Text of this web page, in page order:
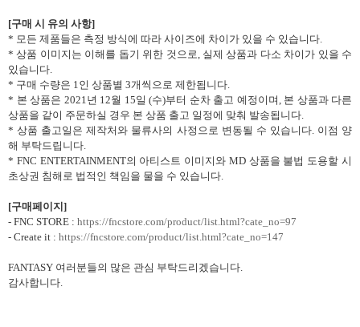
[구매 시 유의 사항]
* 모든 제품들은 측정 방식에 따라 사이즈에 차이가 있을 수 있습니다.
*상품 이미지는 이해를 돕기 위한 것으로, 실제 상품과 다소 차이가 있을 수
있습니다.
* 구매 수량은 1인 상품별 3개씩으로 제한됩니다.
* 본 상품은 2021년 12월 15일 (수)부터 순차 출고 예정이며, 본 상품과 다른
상품을 같이 주문하실 경우 본 상품 출고 일정에 맞춰 발송됩니다.
*상품 출고일은 제작처와 물류사의 사정으로 변동될 수 있습니다. 이점 양
해 부탁드립니다.
* FNC ENTERTAINMENT의 아티스트 이미지와 MD 상품을 불법 도용할 시
초상권 침해로 법적인 책임을 물을 수 있습니다.
[구매페이지 ]
- FNC STORE : https://fncstore.com/product/list.html?cate_no=97
- Create it : https://fncstore.com/product/list.html?cate_no=147
FANTASY 여러분들의 많은 관심 부탁드리겠습니다.
감사합니다.